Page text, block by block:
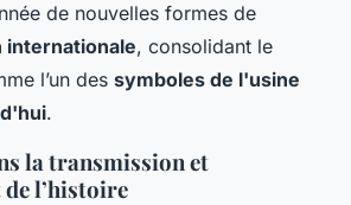
de nouvelles formes de
internationale, consolidant le
l’un des symboles de l'usine
.
la transmission et
de l’histoire